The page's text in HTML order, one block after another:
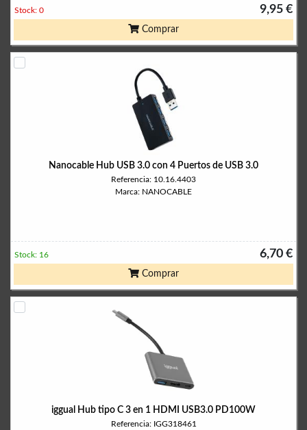
9,95 €
Stock: 0
Comprar
Nanocable Hub USB 3.0 con 4 Puertos de USB 3.0
Referencia: 10.16.4403
Marca: NANOCABLE
6,70 €
Stock: 16
Comprar
iggual Hub tipo C 3 en 1 HDMI USB3.0 PD100W
Referencia: IGG318461